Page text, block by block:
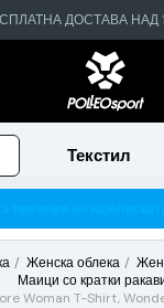
ДОСТАВА НАД
Текстил
Женска облека
Маици со кратки